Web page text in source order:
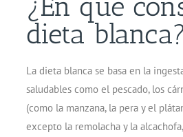
dieta
La dieta blanca se basa en la
saludables como el pescado, los
(como la manzana, la pera y el
excepto la remolacha y la alcachofa,